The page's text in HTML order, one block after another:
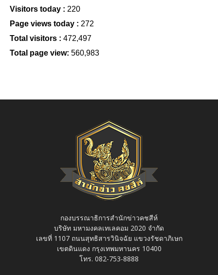
Visitors today : 220
Page views today : 272
Total visitors : 472,497
Total page view: 560,983
กองบรรณาธิการสำนักข่าวคชสีห์
บริษัท มหามงคลเทเลคอม 2020 จำกัด
เลขที่ 1107 ถนนสุทธิสารวินิจฉัย แขวงรัชดาภิเษก
เขตดินแดง กรุงเทพมหานคร 10400
โทร. 082-753-8888